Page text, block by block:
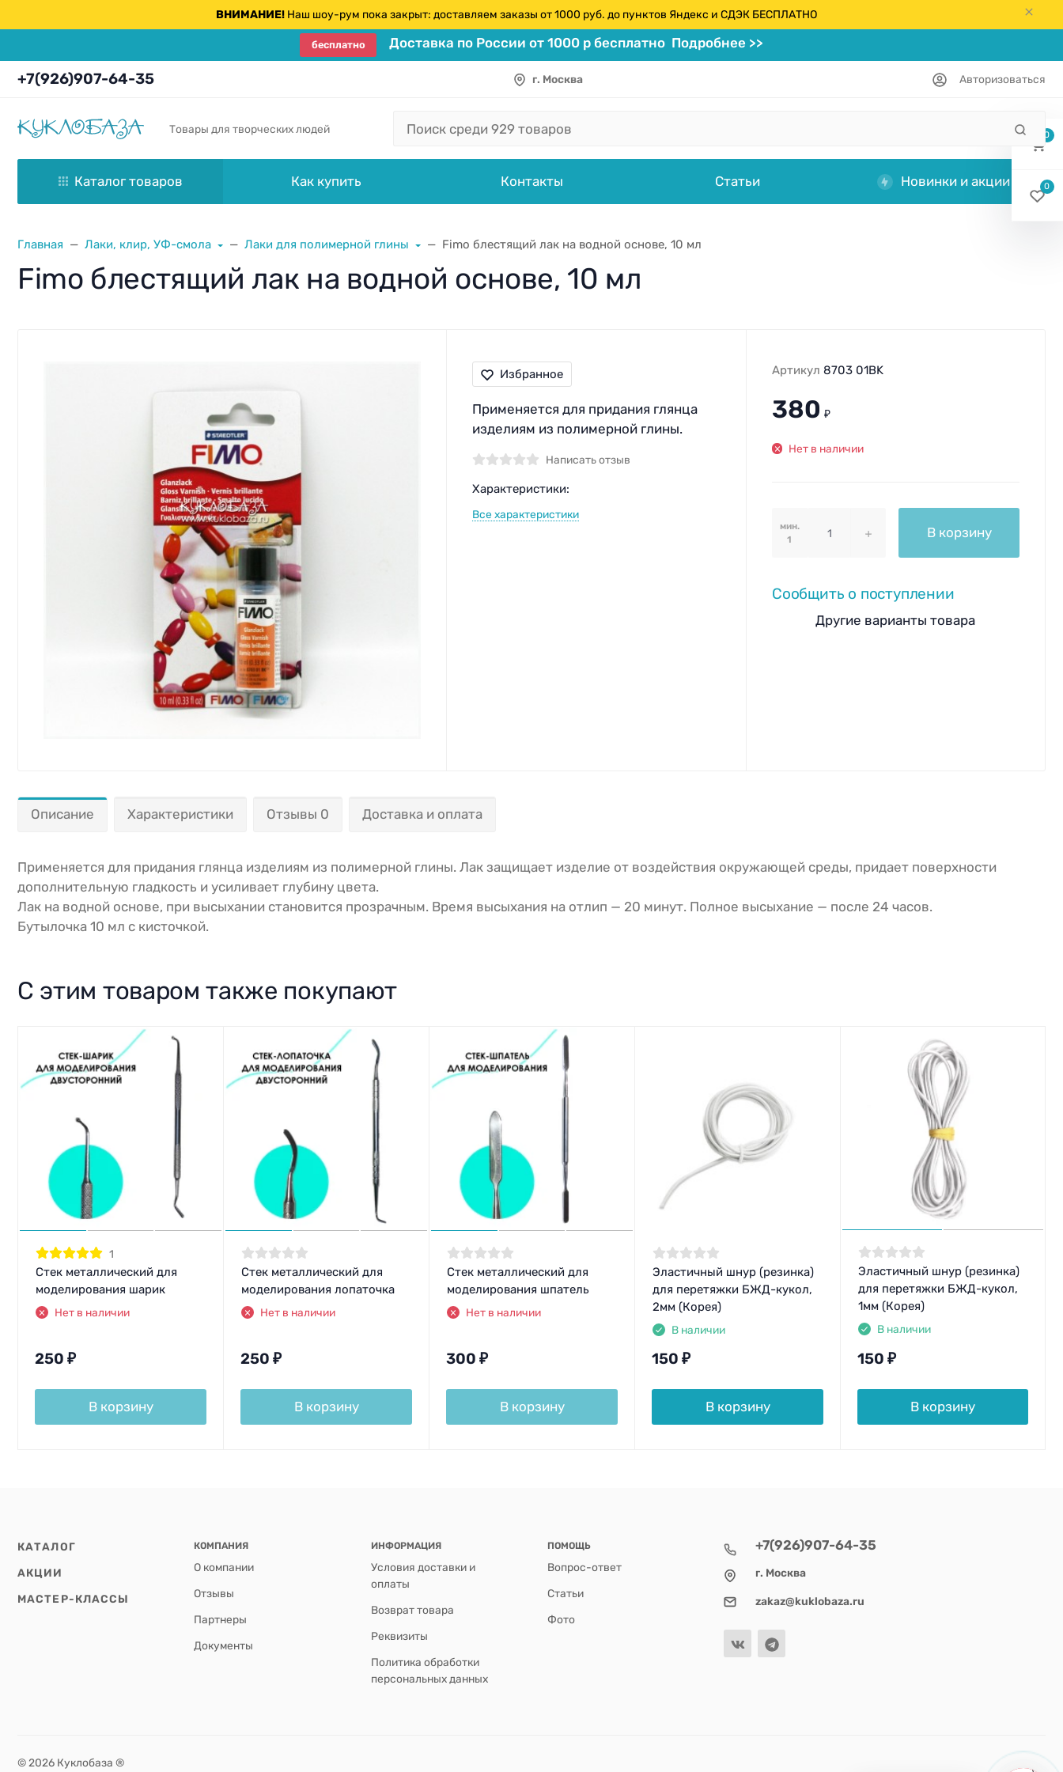
ВНИМАНИЕ!Наш шоу-рум пока закрыт: доставляем заказы от 1000 руб. до пунктов Яндекс и СДЭК БЕСПЛАТНО
бесплатно Доставка по России от 1000 р бесплатно Подробнее >>
+7(926)907-64-35 г. Москва Авторизоваться
Товары для творческих людей
Каталог товаров Как купить Контакты Статьи Новинки и акции
Главная Лаки, клир, УФ-смола Лаки для полимерной глины Fimo блестящий лак на водной основе, 10 мл
Fimo блестящий лак на водной основе, 10 мл
Избранное
Применяется для придания глянца
изделиям из полимерной глины.
Написать отзыв
Характеристики:
Все характеристики
Артикул 8703 01BK
380 ₽
Нет в наличии
мин.
1
В корзину
Сообщить о поступлении
Другие варианты товара
Описание Характеристики Отзывы 0 Доставка и оплата
Применяется для придания глянца изделиям из полимерной глины. Лак защищает изделие от воздействия окружающей среды, придает поверхности
дополнительную гладкость и усиливает глубину цвета.
Лак на водной основе, при высыхании становится прозрачным. Время высыхания на отлип — 20 минут. Полное высыхание — после 24 часов.
Бутылочка 10 мл с кисточкой.
С этим товаром также покупают
1
Стек металлический для
моделирования шарик
Нет в наличии
250 ₽
В корзину
Стек металлический для
моделирования лопаточка
Нет в наличии
250 ₽
В корзину
Стек металлический для
моделирования шпатель
Нет в наличии
300 ₽
В корзину
Эластичный шнур (резинка)
для перетяжки БЖД-кукол,
2мм (Корея)
В наличии
150 ₽
В корзину
Эластичный шнур (резинка)
для перетяжки БЖД-кукол,
1мм (Корея)
В наличии
150 ₽
В корзину
КАТАЛОГ
АКЦИИ
МАСТЕР-КЛАССЫ
КОМПАНИЯ
О компании
Отзывы
Партнеры
Документы
ИНФОРМАЦИЯ
Условия доставки и
оплаты
Возврат товара
Реквизиты
Политика обработки
персональных данных
ПОМОЩЬ
Вопрос-ответ
Статьи
Фото
+7(926)907-64-35
г. Москва
zakaz@kuklobaza.ru
© 2026 Куклобаза ®
0
0